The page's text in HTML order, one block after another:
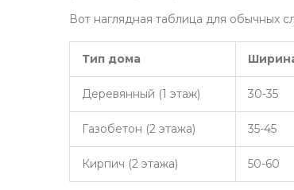
Вот наглядная таблица для обычных
Тип дома
Деревянный (1 этаж) 30-35
Газобетон (2 этажа) 35-45
Кирпич (2 этажа) 50-60